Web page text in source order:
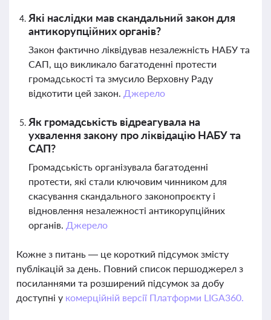
Які наслідки мав скандальний закон для
антикорупційних органів?
Закон фактично ліквідував незалежність НАБУ та
САП, що викликало багатоденні протести
громадськості та змусило Верховну Раду
відкотити цей закон. Джерело
Як громадськість відреагувала на
ухвалення закону про ліквідацію НАБУ та
САП?
Громадськість організувала багатоденні
протести, які стали ключовим чинником для
скасування скандального законопроєкту і
відновлення незалежності антикорупційних
органів. Джерело
Кожне з питань — це короткий підсумок змісту
публікацій за день. Повний список першоджерел з
посиланнями та розширений підсумок за добу
доступні у комерційній версії Платформи LIGA360.